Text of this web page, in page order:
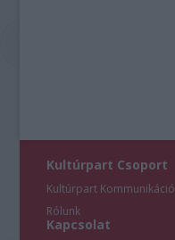
Kultúrpart Csoport
Kultúrpart Kommunikáció
Rólunk
Kapcsolat